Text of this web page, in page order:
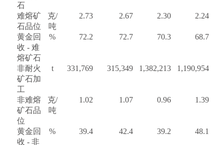
石
难熔矿
石品位
克/
吨
2.73 2.67 2.30 2.24
黄金回
收 - 难
熔矿石
% 72.2 72.7 70.3 68.7
非耐火
矿石加
工
t 331,769 315,349 1,382,213 1,190,954
非难熔
矿石品
位
克/
吨
1.02 1.07 0.96 1.39
黄金回
收 - 非
% 39.4 42.4 39.2 48.1